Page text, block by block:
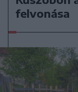
felvonása